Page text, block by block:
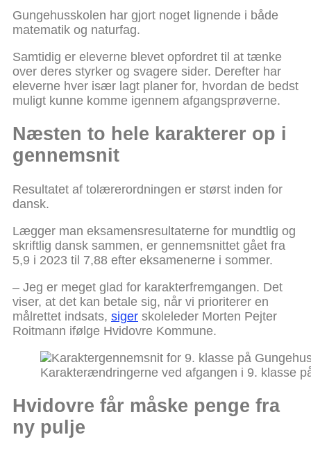
Gungehusskolen har gjort noget lignende i både
matematik og naturfag.
Samtidig er eleverne blevet opfordret til at tænke
over deres styrker og svagere sider. Derefter har
eleverne hver især lagt planer for, hvordan de bedst
muligt kunne komme igennem afgangsprøverne.
Næsten to hele karakterer op i
gennemsnit
Resultatet af tolærerordningen er størst inden for
dansk.
Lægger man eksamensresultaterne for mundtlig og
skriftlig dansk sammen, er gennemsnittet gået fra
5,9 i 2023 til 7,88 efter eksamenerne i sommer.
– Jeg er meget glad for karakterfremgangen. Det
viser, at det kan betale sig, når vi prioriterer en
målrettet indsats, siger skoleleder Morten Pejter
Roitmann ifølge Hvidovre Kommune.
Karakterændringerne ved afgangen i 9. klasse
Hvidovre får måske penge fra
ny pulje